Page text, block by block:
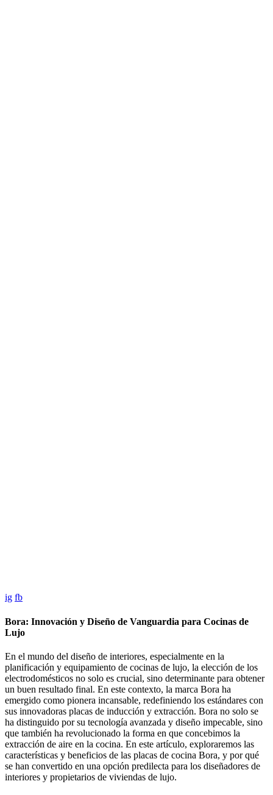
ig fb
Bora: Innovación y Diseño de Vanguardia para Cocinas de
Lujo
En el mundo del diseño de interiores, especialmente en la
planificación y equipamiento de cocinas de lujo, la elección de los
electrodomésticos no solo es crucial, sino determinante para obtener
un buen resultado final. En este contexto, la marca Bora ha
emergido como pionera incansable, redefiniendo los estándares con
sus innovadoras placas de inducción y extracción. Bora no solo se
ha distinguido por su tecnología avanzada y diseño impecable, sino
que también ha revolucionado la forma en que concebimos la
extracción de aire en la cocina. En este artículo, exploraremos las
características y beneficios de las placas de cocina Bora, y por qué
se han convertido en una opción predilecta para los diseñadores de
interiores y propietarios de viviendas de lujo.